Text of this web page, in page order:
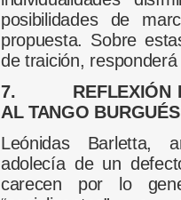
posibilidades de
propuesta. Sobre
de traición,
7. REFLEXIÓN
AL TANGO
Leónidas Barletta,
adolecía de un
carecen por lo